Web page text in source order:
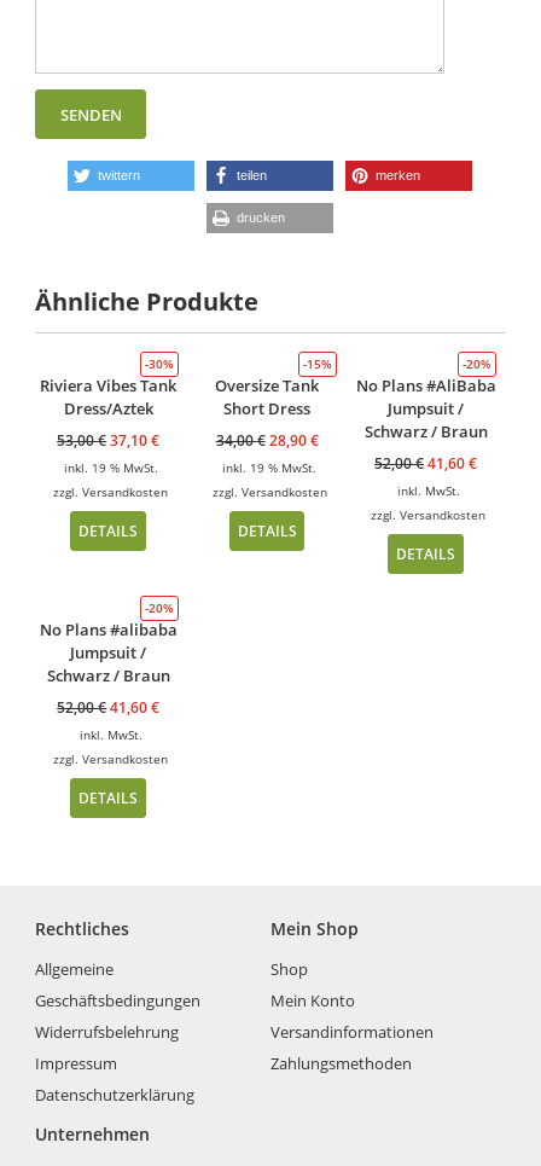
twittern teilen merken
drucken
Ähnliche Produkte
-30%
Riviera Vibes Tank
Dress/Aztek
53,00€37,10€
inkl. 19 % MwSt.
zzgl.Versandkosten
DETAILS
-15%
Oversize Tank
Short Dress
34,00€ 28,90€
inkl. 19 % MwSt.
zzgl. Versandkosten
DETAILS
-20%
No Plans #AliBaba
Jumpsuit /
Schwarz / Braun
52,00€41,60€
inkl. MwSt.
zzgl.Versandkosten
DETAILS
-20%
No Plans #alibaba
Jumpsuit /
Schwarz / Braun
52,00€41,60€
inkl. MwSt.
zzgl.Versandkosten
DETAILS
Rechtliches
Allgemeine
Geschäftsbedingungen
Widerrufsbelehrung
Impressum
Datenschutzerklärung
Mein Shop
Shop
Mein Konto
Versandinformationen
Zahlungsmethoden
Unternehmen